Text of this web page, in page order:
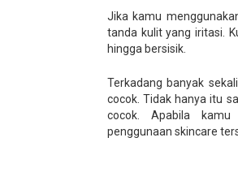
Jika kamu
tanda kulit yang iritasi.
hingga bersisik.
Terkadang banyak
cocok. Tidak hanya itu
cocok. Apabila
penggunaan skincare